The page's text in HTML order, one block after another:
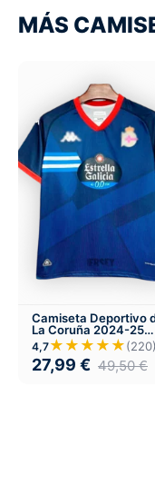
MÁS
Camiseta Deportivo
La Coruña 2024-25
Visitante
4,7★★★★★(220)
27,99 € 49,50€